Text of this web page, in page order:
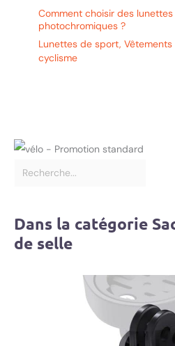
Comment choisir des
photochromiques ?
Lunettes de sport,
cyclisme
Dans la catégorie
de selle